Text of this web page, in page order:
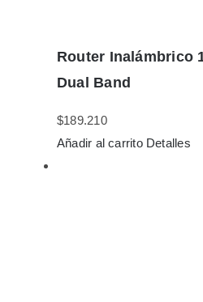
Router Inalámbrico
Dual Band
$189.210
Añadir al carrito Detalles